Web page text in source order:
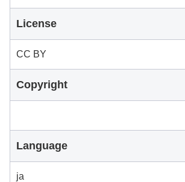
License
CC BY
Copyright
Language
ja